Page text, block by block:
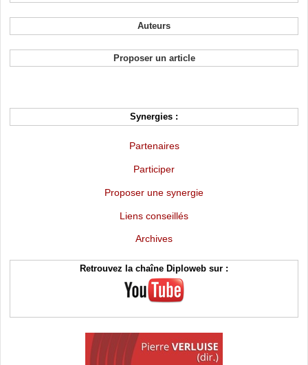
Auteurs
Proposer un article
Synergies :
Partenaires
Participer
Proposer une synergie
Liens conseillés
Archives
Retrouvez la chaîne Diploweb sur :